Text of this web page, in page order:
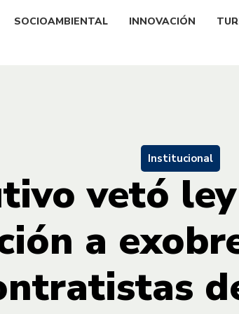
SOCIOAMBIENTAL INNOVACIÓN
Institucional
vetó
a